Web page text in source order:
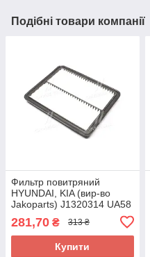
Подібні товари компанії
Фильтр повитряний
HYUNDAI, KIA (вир-во
Jakoparts) J1320314 UA58
281,70 ₴ 313 ₴
Купити